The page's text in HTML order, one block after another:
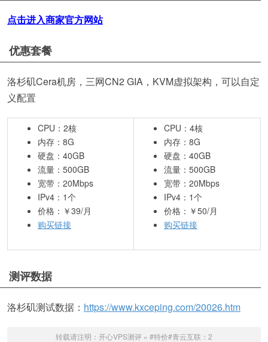
点击进入商家官方网站
优惠套餐
洛杉矶Cera机房，三网CN2 GIA，KVM虚拟架构，可以自定
义配置
CPU：2核
内存：8G
硬盘：40GB
流量：500GB
宽带：20Mbps
IPv4：1个
价格：￥39/月
购买链接
CPU：4核
内存：8G
硬盘：40GB
流量：500GB
宽带：20Mbps
IPv4：1个
价格：￥50/月
购买链接
测评数据
洛杉矶测试数据： https://www.kxceping.com/20026.htm
转载请注明： 开心VPS测评 » #特价#青云互联：2